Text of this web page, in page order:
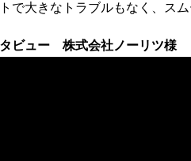
で大きなトラブルもなく、ス
ビュー 株式会社ノーリツ様